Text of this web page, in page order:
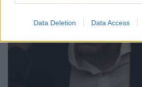
Data Deletion Data Access